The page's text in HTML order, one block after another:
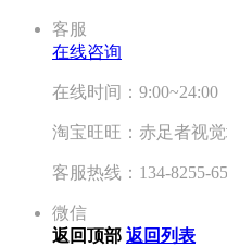
客服
在线咨询
在线时间：9:00~24:00
淘宝旺旺：赤足者视
客服热线：134-8255-
微信
返回顶部 返回列表